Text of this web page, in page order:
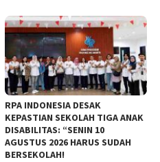
RPA INDONESIA DESAK
KEPASTIAN SEKOLAH TIGA ANAK
DISABILITAS: “SENIN 10
AGUSTUS 2026 HARUS SUDAH
BERSEKOLAH!